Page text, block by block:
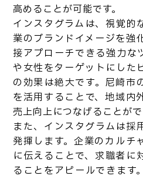
高めることが可能です。
インスタグラムは、視覚的
業のブランドイメージを強
接アプローチできる強力な
や女性をターゲットにした
の効果は絶大です。尼崎市
を活用することで、地域内
売上向上につなげることがで
また、インスタグラムは採
発揮します。企業のカルチ
に伝えることで、求職者に
ることをアピールできます